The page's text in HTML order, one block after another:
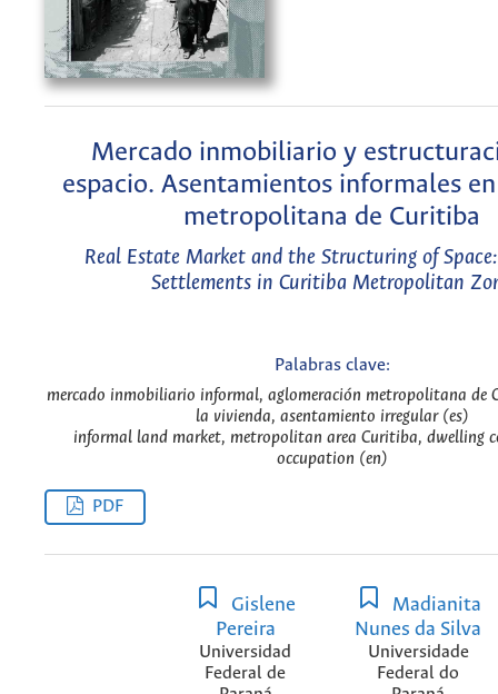
Mercado inmobiliario y
espacio. Asentamientos informales
metropolitana de Curitiba
Real Estate Market and the Structuring of
Settlements in Curitiba Metropolitan
Palabras clave:
mercado inmobiliario informal, aglomeración metropolitana de
la vivienda, asentamiento irregular (es)
informal land market, metropolitan area Curitiba, dwelling
occupation (en)
PDF
Gislene
Pereira
Universidad
Federal de
Madianita
Nunes da Silva
Universidade
Federal do